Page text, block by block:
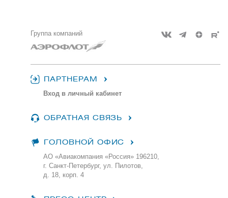
Группа компаний
ПАРТНЕРАМ
Вход в личный кабинет
ОБРАТНАЯ СВЯЗЬ
ГОЛОВНОЙ ОФИС
АО «Авиакомпания «Россия» 196210,
г. Санкт-Петербург, ул. Пилотов,
д. 18, корп. 4